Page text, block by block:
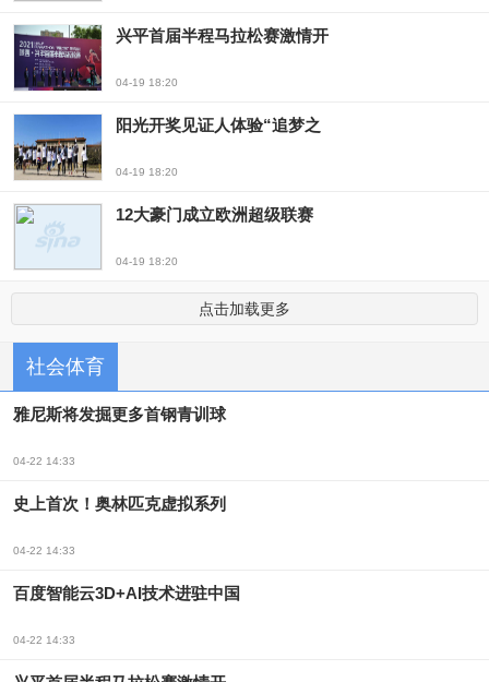
兴平首届半程马拉松赛激情开
04-19 18:20
阳光开奖见证人体验“追梦之
04-19 18:20
12大豪门成立欧洲超级联赛
04-19 18:20
点击加载更多
社会体育
雅尼斯将发掘更多首钢青训球
04-22 14:33
史上首次！奥林匹克虚拟系列
04-22 14:33
百度智能云3D+AI技术进驻中国
04-22 14:33